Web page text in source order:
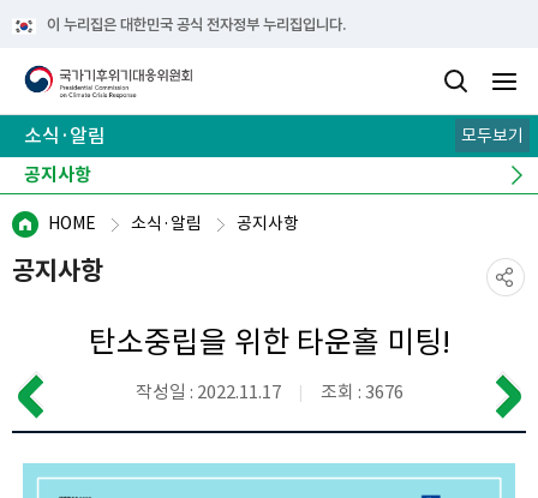
이 누리집은 대한민국 공식 전자정부 누리집입니다.
소식·알림
공지사항
보도자료
오늘의 주요기사
주요 행사
유관사이트
모두보기
HOME 소식·알림 공지사항
공지사항
탄소중립을 위한 타운홀 미팅!
작성일 : 2022.11.17 조회 : 3676